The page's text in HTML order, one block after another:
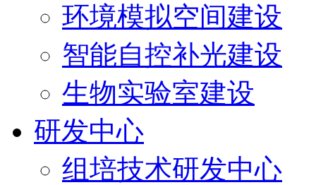
环境模拟空间建设
智能自控补光建设
生物实验室建设
研发中心
组培技术研发中心